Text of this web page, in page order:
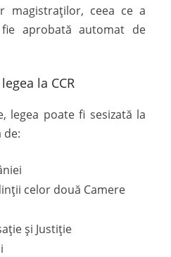
magistraților, ceea ce a
aprobată automat de
la CCR
legea poate fi sesizată la
de:
celor două Camere
și Justiție